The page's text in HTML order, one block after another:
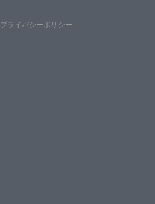
プライバシーポリシー